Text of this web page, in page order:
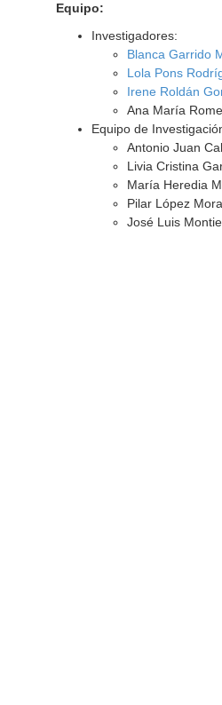
Equipo:
Investigadores:
Blanca Garrido
Lola Pons
Irene Roldán
Ana María
Equipo de
Antonio Juan
Livia Cristina
María Heredia
Pilar López Mora
José Luis